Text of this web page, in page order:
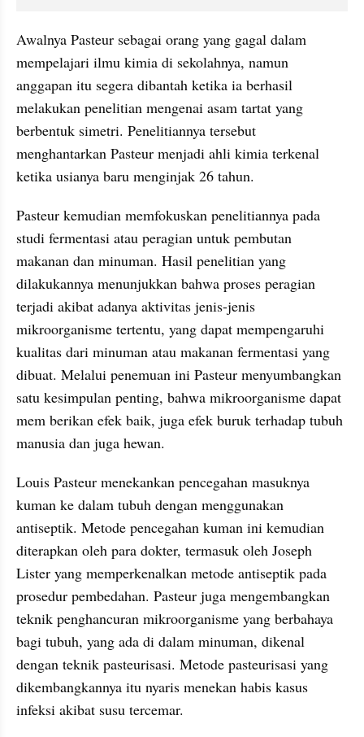
Awalnya Pasteur sebagai orang yang gagal dalam
mempelajari ilmu kimia di sekolahnya, namun
anggapan itu segera dibantah ketika ia berhasil
melakukan penelitian mengenai asam tartat yang
berbentuk simetri. Penelitiannya tersebut
menghantarkan Pasteur menjadi ahli kimia terkenal
ketika usianya baru menginjak 26 tahun.
Pasteur kemudian memfokuskan penelitiannya pada
studi fermentasi atau peragian untuk pembutan
makanan dan minuman. Hasil penelitian yang
dilakukannya menunjukkan bahwa proses peragian
terjadi akibat adanya aktivitas jenis-jenis
mikroorganisme tertentu, yang dapat mempengaruhi
kualitas dari minuman atau makanan fermentasi yang
dibuat. Melalui penemuan ini Pasteur menyumbangkan
satu kesimpulan penting, bahwa mikroorganisme dapat
mem berikan efek baik, juga efek buruk terhadap tubuh
manusia dan juga hewan.
Louis Pasteur menekankan pencegahan masuknya
kuman ke dalam tubuh dengan menggunakan
antiseptik. Metode pencegahan kuman ini kemudian
diterapkan oleh para dokter, termasuk oleh Joseph
Lister yang memperkenalkan metode antiseptik pada
prosedur pembedahan. Pasteur juga mengembangkan
teknik penghancuran mikroorganisme yang berbahaya
bagi tubuh, yang ada di dalam minuman, dikenal
dengan teknik pasteurisasi. Metode pasteurisasi yang
dikembangkannya itu nyaris menekan habis kasus
infeksi akibat susu tercemar.